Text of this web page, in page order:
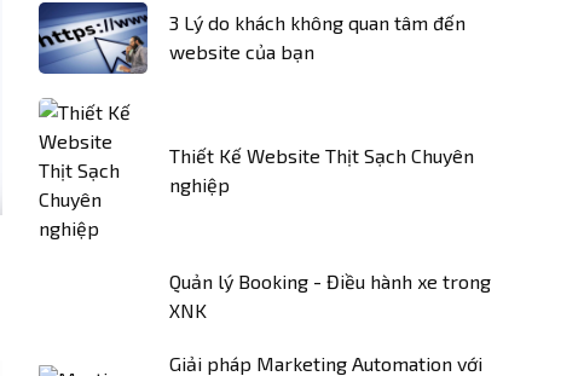
3 Lý do khách không quan tâm đến
website của bạn
Thiết Kế Website Thịt Sạch Chuyên
nghiệp
Quản lý Booking - Điều hành xe trong
XNK
Giải pháp Marketing Automation với